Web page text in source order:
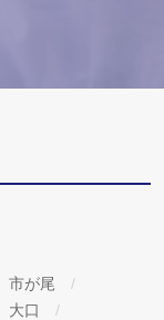
場合がございま
導、進路指導及
いますので、あ
て、利用目的の
除、利用の停
市が尾
大口